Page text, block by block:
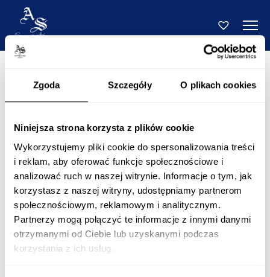
Zgoda Szczegóły O plikach cookies
Niniejsza strona korzysta z plików cookie
Wykorzystujemy pliki cookie do spersonalizowania treści
i reklam, aby oferować funkcje społecznościowe i
analizować ruch w naszej witrynie. Informacje o tym, jak
korzystasz z naszej witryny, udostępniamy partnerom
społecznościowym, reklamowym i analitycznym.
Partnerzy mogą połączyć te informacje z innymi danymi
otrzymanymi od Ciebie lub uzyskanymi podczas
korzystania z ich usług.